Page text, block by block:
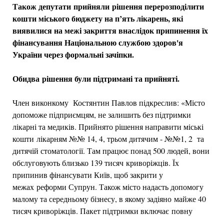
Також депутати прийняли рішення перерозподілити
кошти міського бюджету на п’ять лікарень, які
виявилися на межі закриття внаслідок припинення їх
фінансування Національною службою здоров'я
України через формальні зачіпки.
Обидва рішення були підтримані та прийняті.
Член виконкому Костянтин Павлов підкреслив: «Місто
допоможе підприємцям, не залишить без підтримки
лікарні та медиків. Прийнято рішення направити міські
кошти лікарням №№ 14, 4, трьом дитячим - №№1, 2 та
дитячій стоматології. Там працює понад 500 людей, вони
обслуговують близько 139 тисяч криворіжців. Їх
припинив фінансувати Київ, щоб закрити у
межах реформи Супрун. Також місто надасть допомогу
малому та середньому бізнесу, в якому задіяно майже 40
тисяч криворіжців. Пакет підтримки включає повну